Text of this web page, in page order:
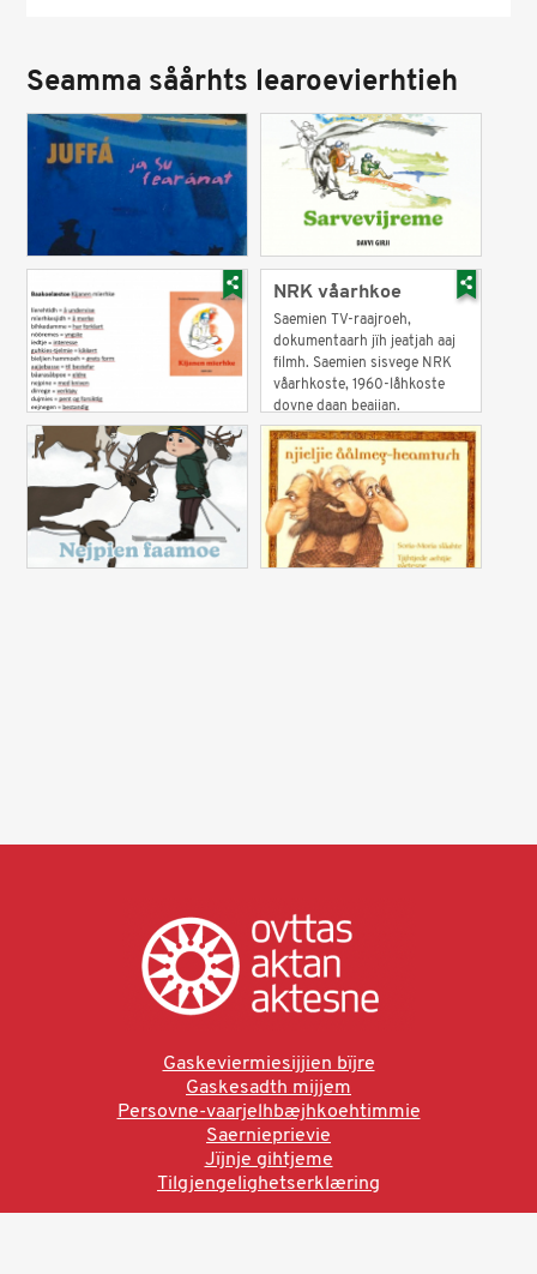
Seamma såårhts learoevierhtieh
NRK våarhkoe
Saemien TV-raajroeh,
dokumentaarh jïh jeatjah aaj
filmh. Saemien sisvege NRK
våarhkoste, 1960-låhkoste
dovne daan beajjan.
Gaskeviermiesijjien bïjre
Gaskesadth mijjem
Persovne-vaarjelhbæjhkoehtimmie
Saernieprievie
Jïjnje gihtjeme
Tilgjengelighetserklæring